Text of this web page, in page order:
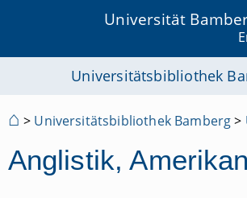
Universität
Universitätsbibliothek
⌂ > Universitätsbibliothek Bamberg>
Anglistik,